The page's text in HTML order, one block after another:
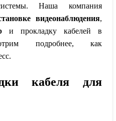
Наша компания
видеонаблюдения,
и прокладку кабелей в
подробнее, как
кабеля для